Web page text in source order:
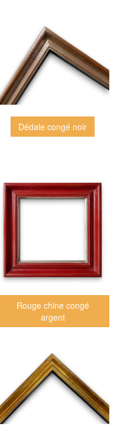
Dédale congé noir
Rouge chine congé
argent